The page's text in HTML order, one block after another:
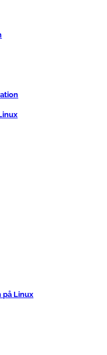
på Linux